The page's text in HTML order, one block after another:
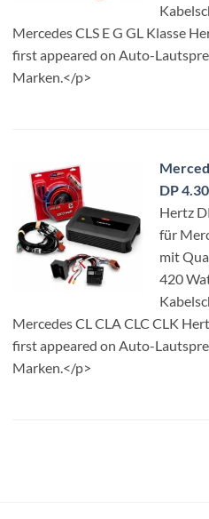
Mercedes CLS E G GL Klasse
first appeared on Auto-
Marken.</p>
DP
Hertz
für
mit
420
Mercedes CL CLA CLC CLK
first appeared on Auto-
Marken.</p>